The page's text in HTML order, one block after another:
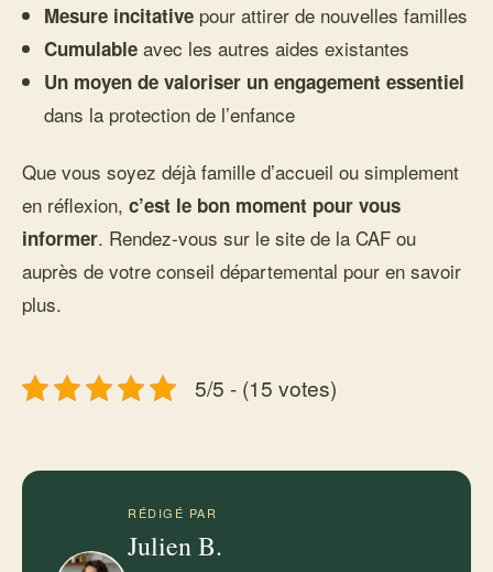
Mesure incitative pour attirer de nouvelles familles
Cumulable avec les autres aides existantes
Un moyen de valoriser un engagement essentiel
dans la protection de l’enfance
Que vous soyez déjà famille d’accueil ou simplement
en réflexion, c’est le bon moment pour vous
informer. Rendez-vous sur le site de la CAF ou
auprès de votre conseil départemental pour en savoir
plus.
5/5 - (15 votes)
RÉDIGÉ PAR
Julien B.